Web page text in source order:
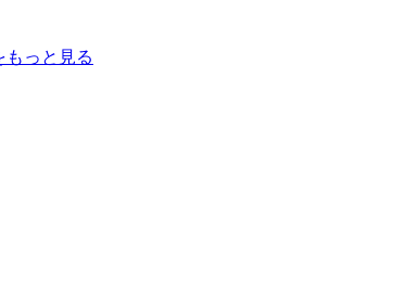
もっと見る